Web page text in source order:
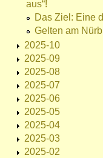
aus“!
Das Ziel: Eine
Gelten am
2025-10
2025-09
2025-08
2025-07
2025-06
2025-05
2025-04
2025-03
2025-02